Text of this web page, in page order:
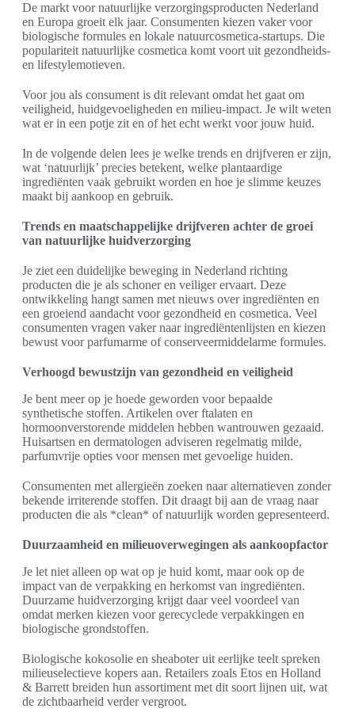
De markt voor natuurlijke verzorgingsproducten Nederland
en Europa groeit elk jaar. Consumenten kiezen vaker voor
biologische formules en lokale natuurcosmetica-startups. Die
populariteit natuurlijke cosmetica komt voort uit gezondheids-
en lifestylemotieven.
Voor jou als consument is dit relevant omdat het gaat om
veiligheid, huidgevoeligheden en milieu-impact. Je wilt weten
wat er in een potje zit en of het echt werkt voor jouw huid.
In de volgende delen lees je welke trends en drijfveren er zijn,
wat ‘natuurlijk’ precies betekent, welke plantaardige
ingrediënten vaak gebruikt worden en hoe je slimme keuzes
maakt bij aankoop en gebruik.
Trends en maatschappelijke drijfveren achter de groei
van natuurlijke huidverzorging
Je ziet een duidelijke beweging in Nederland richting
producten die je als schoner en veiliger ervaart. Deze
ontwikkeling hangt samen met nieuws over ingrediënten en
een groeiend aandacht voor gezondheid en cosmetica. Veel
consumenten vragen vaker naar ingrediëntenlijsten en kiezen
bewust voor parfumarme of conserveermiddelarme formules.
Verhoogd bewustzijn van gezondheid en veiligheid
Je bent meer op je hoede geworden voor bepaalde
synthetische stoffen. Artikelen over ftalaten en
hormoonverstorende middelen hebben wantrouwen gezaaid.
Huisartsen en dermatologen adviseren regelmatig milde,
parfumvrije opties voor mensen met gevoelige huiden.
Consumenten met allergieën zoeken naar alternatieven zonder
bekende irriterende stoffen. Dit draagt bij aan de vraag naar
producten die als *clean* of natuurlijk worden gepresenteerd.
Duurzaamheid en milieuoverwegingen als aankoopfactor
Je let niet alleen op wat op je huid komt, maar ook op de
impact van de verpakking en herkomst van ingrediënten.
Duurzame huidverzorging krijgt daar veel voordeel van
omdat merken kiezen voor gerecyclede verpakkingen en
biologische grondstoffen.
Biologische kokosolie en sheaboter uit eerlijke teelt spreken
milieuselectieve kopers aan. Retailers zoals Etos en Holland
& Barrett breiden hun assortiment met dit soort lijnen uit, wat
de zichtbaarheid verder vergroot.